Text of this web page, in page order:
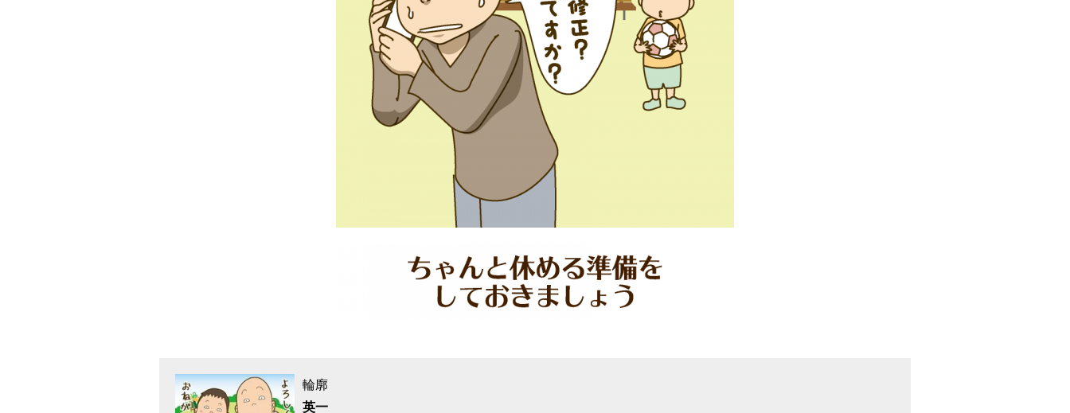
輪廓
英一